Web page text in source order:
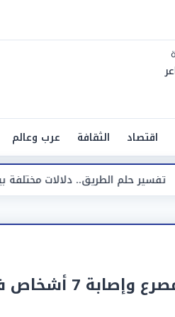
اقتصاد الثقافة عرب وعالم
مختلفة بين الحيرة وبداية
«فرح يتحول لمأتم»..